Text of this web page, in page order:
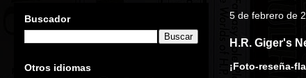
5 de febrero de
H.R. Giger's
¡Foto-reseña-
Buscador
Otros idiomas